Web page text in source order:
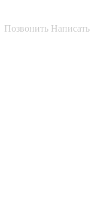
Позвонить Написать